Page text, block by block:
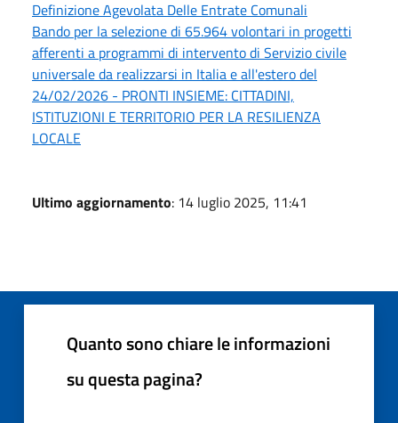
Definizione Agevolata Delle Entrate Comunali
Bando per la selezione di 65.964 volontari in progetti
afferenti a programmi di intervento di Servizio civile
universale da realizzarsi in Italia e all'estero del
24/02/2026 - PRONTI INSIEME: CITTADINI,
ISTITUZIONI E TERRITORIO PER LA RESILIENZA
LOCALE
Ultimo aggiornamento: 14 luglio 2025, 11:41
Quanto sono chiare le informazioni
su questa pagina?